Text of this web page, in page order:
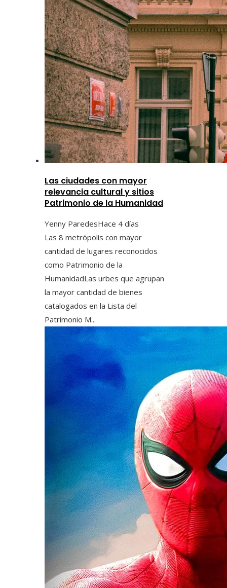
Las ciudades con mayor
relevancia cultural y sitios
Patrimonio de la Humanidad
Yenny ParedesHace 4 días
Las 8 metrópolis con mayor
cantidad de lugares reconocidos
como Patrimonio de la
HumanidadLas urbes que agrupan
la mayor cantidad de bienes
catalogados en la Lista del
Patrimonio M...